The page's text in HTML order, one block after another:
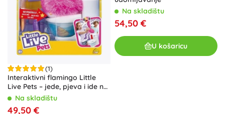
(1)
Interaktivni flamingo Little
Live Pets – jede, pjeva i ide na
WCNa skladištu
49,50 €
Na skladištu
54,50 €
U košaricu